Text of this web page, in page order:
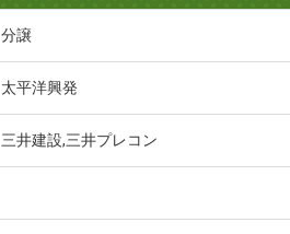
分譲
太平洋興発
三井建設,三井プレコン